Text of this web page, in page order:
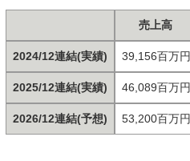
2024/12連結(実績)
2025/12連結(実績)
2026/12連結(予想)
売上高
39,156百万円
46,089百万円
53,200百万円